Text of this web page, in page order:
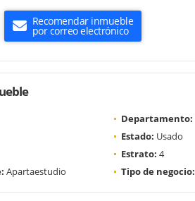
Recomendar inmueble
por correo electrónico
Departamento:
Estado: Usado
Estrato: 4
Apartaestudio Tipo de negocio: